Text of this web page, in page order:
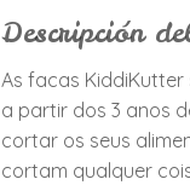
Descripción
As facas
a partir dos 3 anos
cortar os seus
cortam qualquer